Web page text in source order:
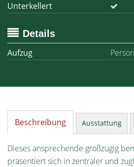
Unterkellert
Details
Aufzug
Beschreibung Ausstattung
Dieses ansprechende großzügig
präsentiert sich in zentraler und